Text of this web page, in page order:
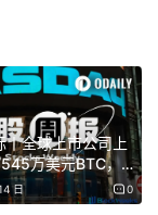
机器人领域。
VC资金，就有40
这个比例只有18
丨全球上市公司上
万美元BTC，
元储备规模增至
7月14日）
日 0